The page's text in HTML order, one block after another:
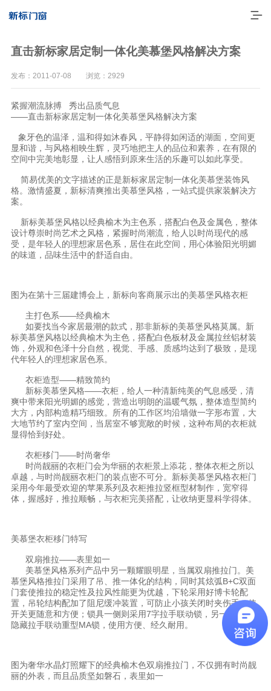
走进新标
一体化产品
新视界
新标赋能中心
加盟合作
品牌资讯
新标铝业
直击新标家居定制一体化美慕堡风格解决方案
发布：2011-07-08 浏览：2929
紧握潮流脉搏 秀出品质气息
——直击新标家居定制一体化美慕堡风格解决方案
象牙色的温泽，温和得如沐春风，平静得如闲适的湖面，空间更
显和谐，与风格相映生辉，灵巧地把主人的品位和素养，在有限的
空间中完美地彰显，让人感悟到原来生活的乐趣可以如此享受。
简易优美的文字描述的正是新标家居定制一体化美慕堡装饰风
格。激情盛夏，新标清爽推出美慕堡风格，一站式提供家装解决方
案。
新标美慕堡风格以经典榆木为主色系，搭配白色及金属色，整体
设计尊崇时尚艺术之风格，紧握时尚潮流，给人以时尚现代的感
受，是年轻人的理想家居色系，居住在此空间，用心体验阳光明媚
的味道，品味生活中的舒适自由。
图为在第十三届建博会上，新标向客商展示出的美慕堡风格衣柜
主打色系——经典榆木
如要找当今家居最潮的款式，那非新标的美慕堡风格莫属。新
标美慕堡风格以经典榆木为主色，搭配白色板材及金属拉丝铝材装
饰，外观和色泽十分自然，视觉、手感、质感均达到了极致，是现
代年轻人的理想家居色系。
衣柜造型——精致简约
新标美慕堡风格——衣柜，给人一种清新纯美的气息感受，清
爽中带来阳光明媚的感觉，营造出明朗的温暖气氛，整体造型简约
大方，内部构造精巧细致。所有的工作区均沿墙做一字形布置，大
大地节约了室内空间，当居室不够宽敞的时候，这种布局的衣柜就
显得恰到好处。
衣柜移门——时尚奢华
时尚靓丽的衣柜门会为华丽的衣柜景上添花，整体衣柜之所以
卓越，与时尚靓丽衣柜门的装点密不可分。新标美慕堡风格衣柜门
采用今年最受欢迎的苹果系列及衣柜推拉竖框型材制作，宽窄得
体，握感好，推拉顺畅，与衣柜完美搭配，让收纳更显科学得体。
美慕堡衣柜移门特写
双扇推拉——表里如一
美慕堡风格系列产品中另一颗耀眼明星，当属双扇推拉门。美
慕堡风格推拉门采用了吊、推一体化的结构，同时其炫弧B+C双面
门套使推拉的稳定性及拉风性能更为优越，下轮采用好博卡轮配
置，吊轮结构配加了阻尼缓冲装置，可防止小孩关闭时夹伤手，使
开关更随意和方便；锁具一侧则采用7字拉手联动锁，另一侧采用
隐藏拉手联动重型MA锁，使用方便、经久耐用。
图为奢华水晶灯照耀下的经典榆木色双扇推拉门，不仅拥有时尚靓
丽的外表，而且品质坚如磐石，表里如一